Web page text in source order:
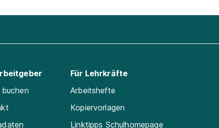
Für Lehrkräfte
Arbeitshefte
Kopiervorlagen
Linktipps Schulhomepage